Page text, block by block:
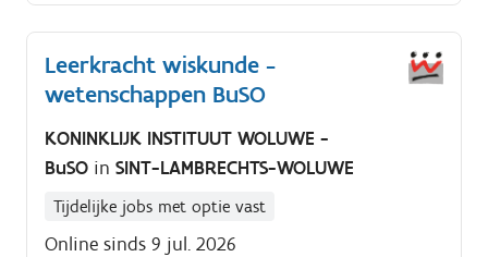
van je collega's #lesgeveninantwerpen
Leerkracht wiskunde -
wetenschappen BuSO
KONINKLIJK INSTITUUT WOLUWE -
BuSO in SINT-LAMBRECHTS-WOLUWE
Tijdelijke jobs met optie vast
Online sinds 9 jul. 2026